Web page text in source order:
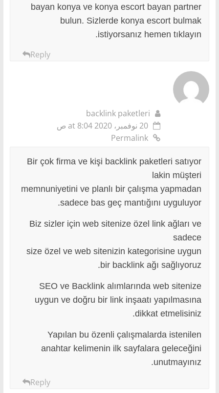
bayan konya ve konya escort bayan partner
bulun. Sizlerde konya escort bulmak
istiyorsanız hemen tıklayın.
Reply
backlink paketleri
20 نوفمبر، 2020 at 8:04 ص
Permalink
Bir çok firma ve kişi backlink paketleri satıyor
lakin müşteri
memnuniyetini ve planlı bir çalışma yapmadan
sadece bas geç mantığını uyguluyor.
Biz sizler için web sitenize özel link ağları ve
sadece
size özel ve web sitenizin kategorisine uygun
bir backlink ağı sağlıyoruz.
SEO ve Backlink alımlarında web sitenize
uygun ve doğru bir link inşaatı yapılmasına
dikkat etmelisiniz.
Yapılan bu özenli çalışmalarda istenilen
anahtar kelimenin ilk sayfalara geleceğini
unutmayınız.
Reply